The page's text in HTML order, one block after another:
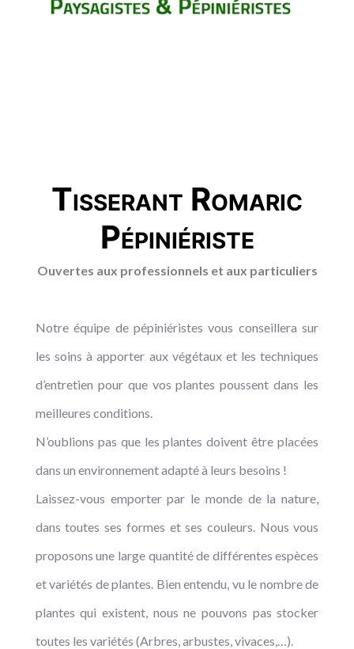
Tisserant Romaric
Pépiniériste
Ouvertes aux professionnels et aux particuliers
Notre équipe de pépiniéristes vous conseillera sur
les soins à apporter aux végétaux et les techniques
d’entretien pour que vos plantes poussent dans les
meilleures conditions.
N’oublions pas que les plantes doivent être placées
dans un environnement adapté à leurs besoins !
Laissez-vous emporter par le monde de la nature,
dans toutes ses formes et ses couleurs. Nous vous
proposons une large quantité de différentes espèces
et variétés de plantes. Bien entendu, vu le nombre de
plantes qui existent, nous ne pouvons pas stocker
toutes les variétés (Arbres, arbustes, vivaces,…).